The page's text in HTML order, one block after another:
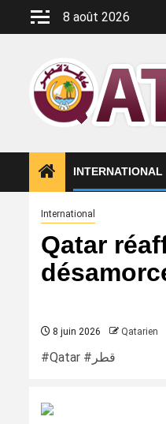
8 août 2026
INTERNATIONAL
International
Qatar
8 juin 2026 Qatarien
#Qatar #قطر